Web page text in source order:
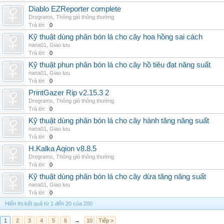
Diablo EZReporter complete
Drograms Thông gió thông thường
Trả lời:
0
Kỹ thuật dùng phân bón lá cho cây hoa hồng sai cách
nana01
Giao lưu
Trả lời:
0
Kỹ thuật phun phân bón lá cho cây hồ tiêu đạt năng suất
nana01
Giao lưu
Trả lời:
0
PrintGazer Rip v2.15.3 2
Drograms Thông gió thông thường
Trả lời:
0
Kỹ thuật dùng phân bón lá cho cây hành tăng năng suất
nana01
Giao lưu
Trả lời:
0
H.Kalka Aqion v8.8.5
Drograms Thông gió thông thường
Trả lời:
0
Kỹ thuật dùng phân bón lá cho cây dừa tăng năng suất
nana01
Giao lưu
Trả lời:
0
Hiển thị kết quả từ 1 đến 20 của 200
1 2 3 4 5 6 → 10 Tiếp >